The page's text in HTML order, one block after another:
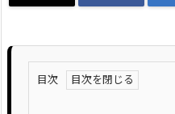
目次